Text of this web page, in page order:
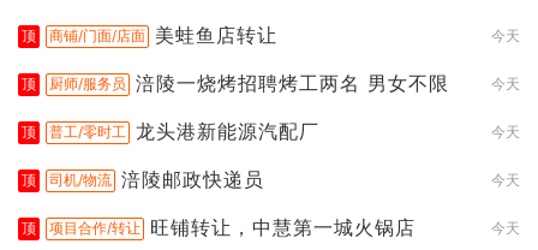
顶 商铺/门面/店面 美蛙鱼店转让 今天
顶 厨师/服务员 涪陵一烧烤招聘烤工两名 男女不限 今天
顶 普工/零时工 龙头港新能源汽配厂 今天
顶 司机/物流 涪陵邮政快递员 今天
顶 项目合作/转让 旺铺转让，中慧第一城火锅店 今天